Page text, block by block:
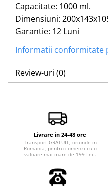
Capacitate: 1000 ml.
Dimensiuni:
Garantie: 12 Luni
Informatii conformitate
Review-uri (0)
Livrare in 24-48 ore
Transport GRATUIT, oriunde in
Romania, pentru comenzi cu o
valoare mai mare de 199 Lei .